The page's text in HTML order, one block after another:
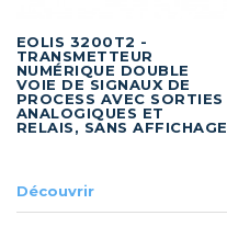
EOLIS 3200T2 -
TRANSMETTEUR
NUMÉRIQUE DOUBLE
VOIE DE SIGNAUX DE
PROCESS AVEC SORTIES
ANALOGIQUES ET
RELAIS, SANS AFFICHAGE
Découvrir